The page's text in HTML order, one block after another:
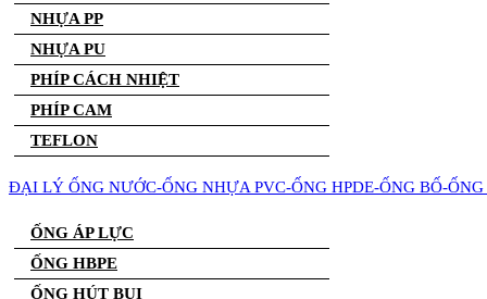
NHỰA PP
NHỰA PU
PHÍP CÁCH NHIỆT
PHÍP CAM
TEFLON
ĐẠI LÝ ỐNG NƯỚC-ỐNG NHỰA PVC-ỐNG HPDE-ỐNG BỐ-
ỐNG ÁP LỰC
ỐNG HBPE
ỐNG HÚT BỤI